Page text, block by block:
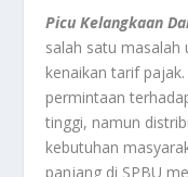
Picu Kelangkaan
salah satu masalah
kenaikan tarif
permintaan
tinggi, namun
kebutuhan
panjang di SPBU